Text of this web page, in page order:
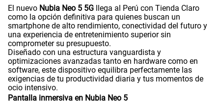
El nuevo Nubia Neo 5 5G llega al Perú con Tienda Claro
como la opción definitiva para quienes buscan un
smartphone de alto rendimiento, conectividad del futuro y
una experiencia de entretenimiento superior sin
comprometer su presupuesto.
Diseñado con una estructura vanguardista y
optimizaciones avanzadas tanto en hardware como en
software, este dispositivo equilibra perfectamente las
exigencias de tu productividad diaria y tus momentos de
ocio intensivo.
Pantalla inmersiva en Nubia Neo 5